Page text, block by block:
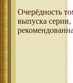
Очерёдность
выпуска серии,